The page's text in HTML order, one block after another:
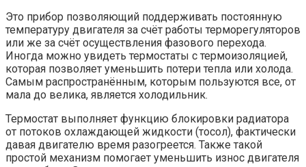
Это прибор позволяющий поддерживать постоянную
температуру двигателя за счёт работы терморегуляторов
или же за счёт осуществления фазового перехода.
Иногда можно увидеть термостаты с термоизоляцией,
которая позволяет уменьшить потери тепла или холода.
Самым распространённым, которым пользуются все, от
мала до велика, является холодильник.
Термостат выполняет функцию блокировки радиатора
от потоков охлаждающей жидкости (тосол), фактически
давая двигателю время разогреется. Также такой
простой механизм помогает уменьшить износ двигателя